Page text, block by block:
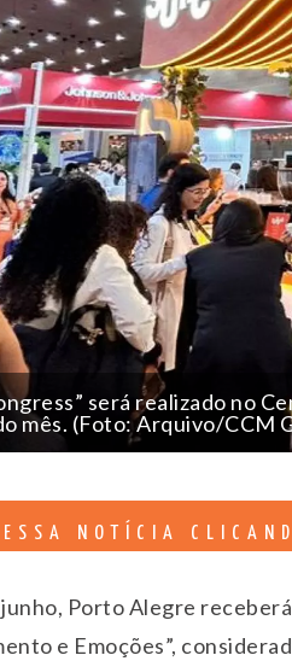
será realizado no
mês. (Foto: Arquivo/CCM
ESSA NOTÍCIA
junho, Porto Alegre
e Emoções”,